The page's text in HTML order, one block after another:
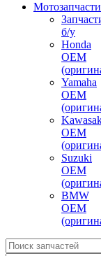
Мотозапчасти
б/у
Honda
OEM
Yamaha
OEM
OEM
Suzuki
OEM
BMW
OEM